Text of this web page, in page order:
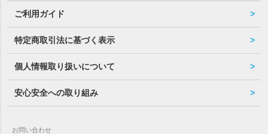
ご利用ガイド
特定商取引法に基づく表示
個人情報取り扱いについて
安心安全への取り組み
お問い合わせ